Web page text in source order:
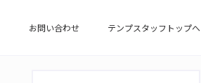
お問い合わせ テンプスタッフトップへ